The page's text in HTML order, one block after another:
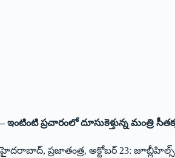
– ఇంటింటి ప్రచారంలో దూసుకెళ్తున్న మంత్రి
హైదరాబాద్‌, ప్రజాతంత్ర, అక్టోబర్‌ 23: జూబ్లీహిల్స్‌